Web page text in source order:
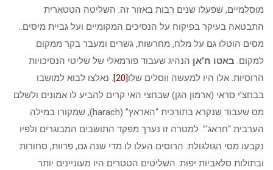
מוסלמיים, שפעלו שנים רבות באזור זה. השליטה הטטארית
התבטאה בעיקר בפיקוח על הנסיכים המקומיים ועל גביית מיסים..
מסים הוטלו גם על מלח, מחרשות, גשרים ומעבר בקר ממקום
למקום. באטו ח’אן הנהיג שעבוד פורמאלי של שליטי הנסיכויות
הרוסיות. אלו היו למעשה ווסלים שלו[20]
. נאלצו לבוא למושבו
בבחצ’י סראי (ארמון הגן) שבחצי האי קרים להביע לו אמונים ולשלם
מס שעבוד שנקרא בתורכית “האראץ” (harach), שמקורו במילה
הערבית “חראג'”. למטרה זו נערך מפקד התושבים המבוגרים ולפיו
נקבעו מסי הגולגולת. הרוסים העלו לו מדי שנה גם, פרוות, סחורות
ובתולות סלאביות יפות. השליטים הטטרים היו מעוניינים יותר